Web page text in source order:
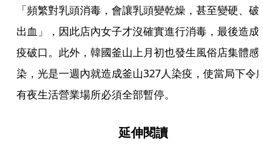
「頻繁對乳頭消毒，會讓乳頭變乾燥，甚至變硬、破
出血」，因此店內女子才沒確實進行消毒，最後造成
疫破口。此外，韓國釜山上月初也發生風俗店集體感
染，光是一週內就造成釜山327人染疫，使當局下令
有夜生活營業場所必須全部暫停。
延伸閱讀